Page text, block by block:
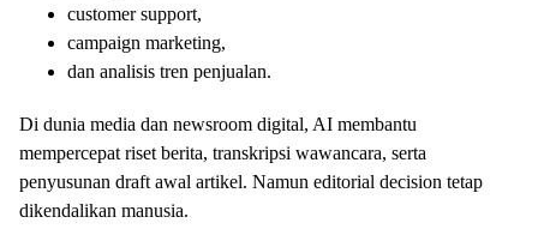
customer support,
campaign marketing,
dan analisis tren penjualan.
Di dunia media dan newsroom digital, AI membantu
mempercepat riset berita, transkripsi wawancara, serta
penyusunan draft awal artikel. Namun editorial decision tetap
dikendalikan manusia.